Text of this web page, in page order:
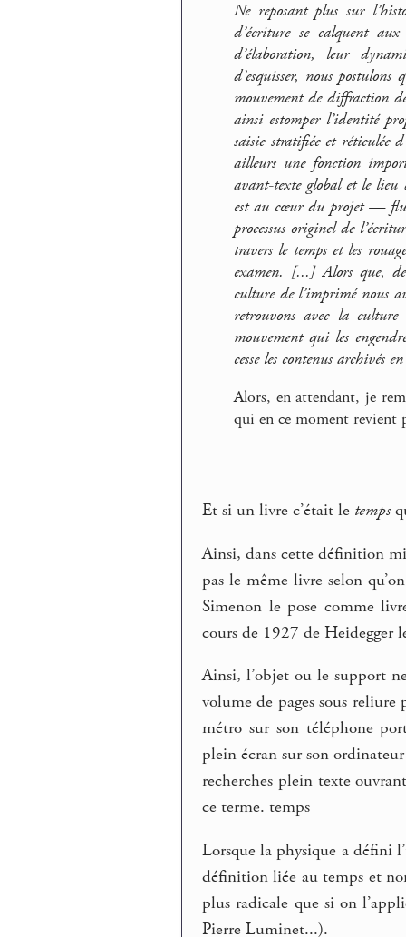
Ne reposant plus sur
d’écriture se calquent
d’élaboration, leur
d’esquisser, nous
mouvement de diffraction
ainsi estomper l’identité
saisie stratifiée et réticulée
ailleurs une fonction
avant-texte global et le lieu
est au cœur du projet —
processus originel de
travers le temps et les
examen. [...] Alors que,
culture de l’imprimé nous
retrouvons avec la culture
mouvement qui les
cesse les contenus archivés
Alors, en attendant, je
qui en ce moment revient
Et si un livre c’était le temps
Ainsi, dans cette définition
pas le même livre selon
Simenon le pose comme
cours de 1927 de Heidegger
Ainsi, l’objet ou le support
volume de pages sous
métro sur son téléphone
plein écran sur son
recherches plein texte
ce terme. temps
Lorsque la physique a défini
définition liée au temps et
plus radicale que si on
Pierre Luminet...).